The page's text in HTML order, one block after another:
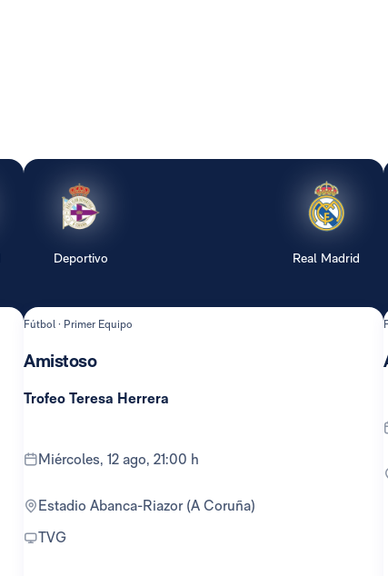
Deportivo Real Madrid
Fútbol · Primer Equipo
Amistoso
Trofeo Teresa Herrera
miércoles, 12 ago, 21:00 h
Estadio Abanca-Riazor (A Coruña)
TVG